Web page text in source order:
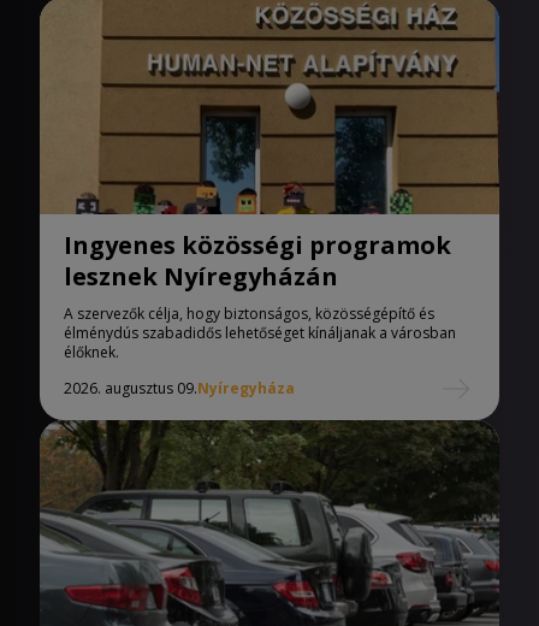
Ingyenes közösségi programok
lesznek Nyíregyházán
A szervezők célja, hogy biztonságos, közösségépítő és
élménydús szabadidős lehetőséget kínáljanak a városban
élőknek.
2026. augusztus 09.Nyíregyháza